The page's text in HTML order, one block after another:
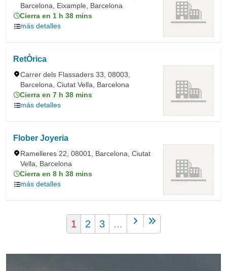
Barcelona, Eixample, Barcelona
Cierra en 1 h 38 mins
más detalles
RetÒrica
Carrer dels Flassaders 33, 08003,
Barcelona, Ciutat Vella, Barcelona
Cierra en 7 h 38 mins
más detalles
Flober Joyeria
Ramelleres 22, 08001, Barcelona, Ciutat
Vella, Barcelona
Cierra en 8 h 38 mins
más detalles
1 2 3 ...